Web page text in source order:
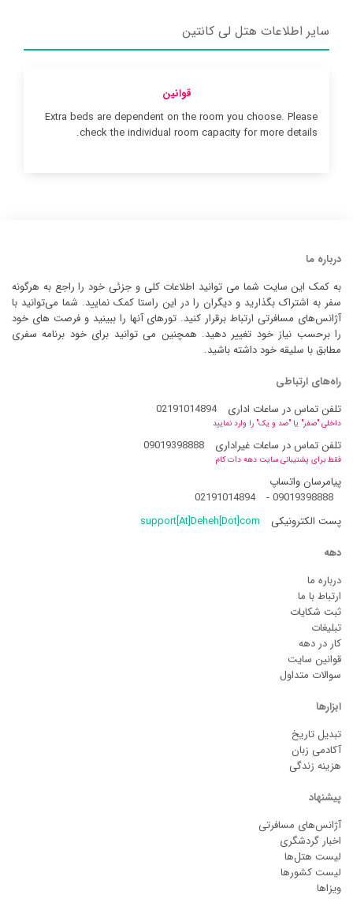
سایر اطلاعات هتل لی کانتین
قوانین
Extra beds are dependent on the room you choose. Please
check the individual room capacity for more details.
درباره ما
به کمک این سایت شما می توانید اطلاعات کلی و جزئی خود را راجع به هرگونه
سفر به اشتراک بگذارید و دیگران را در این راستا کمک نمایید. شما می‌توانید با
آژانس‌های مسافرتی ارتباط برقرار کنید. تورهای آنها را ببینید و فرصت های خود
را برحسب نیاز خود تغییر دهید. همچنین می توانید برای خود برنامه سفری
مطابق با سلیقه خود داشته باشید.
راه‌های ارتباطی
تلفن تماس در ساعات اداری
02191014894
داخلی "صفر" یا "صد و یک" را وارد نمایید
تلفن تماس در ساعات غیراداری 09019398888
فقط برای پشتیبانی سایت دهه دات کام
پیامرسان واتساپ
09019398888
-
02191014894
پست الکترونیکی
support[At]Deheh[Dot]com
دهه
درباره ما
ارتباط با ما
ثبت شکایات
تبلیغات
کار در دهه
قوانین سایت
سوالات متداول
ابزارها
تبدیل تاریخ
آکادمی زبان
هزینه زندگی
پیشنهاد
آژانس‌های مسافرتی
اخبار گردشگری
لیست هتل‌ها
لیست کشورها
ویزاها